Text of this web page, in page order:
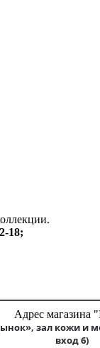
18;
Адрес магазина
зал кожи и
вход 6)